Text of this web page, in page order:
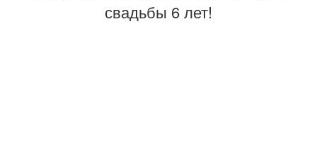
свадьбы 6 лет!